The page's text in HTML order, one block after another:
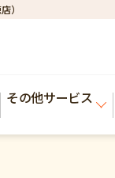
）
その他サービス